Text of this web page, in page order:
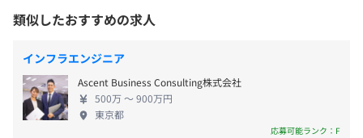
AWS CloudFormation、VMware vSphere、Docker
Swarm
アクセス：地下鉄「大手町駅」C13b出口より地下通路直
結
JR「東京駅」より徒歩8分
・有給休暇（入社時に付与＊付与日数は入社時期による）
通勤交通費支給
上増を継続している事業拡大中のIT企業です。 ◆セ
キュリティ&GRCを得意とするITプロフェッショナル
集団です。 弊社メンバーの多くはITコンサルタント
としてエンタープライズ企業のセキュリティやGRC
課題の改善提案と最適化を行っています。セキュリテ
ィは年々どの企業においても重要度の高い要素とな
っており、GRCSのビジネスも時代背景と共にますま
類似したおすすめの求人
インフラエンジニア
Ascent Business Consulting株式会社
500万 〜 900万円
東京都
応募可能ランク：F